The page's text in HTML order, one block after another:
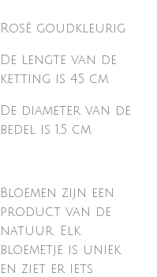
Rosé goudkleurig
De lengte van de
ketting is 45 cm.
De diameter van de
bedel is 1,5 cm.
Bloemen zijn een
product van de
natuur. Elk
bloemetje is uniek
en ziet er iets